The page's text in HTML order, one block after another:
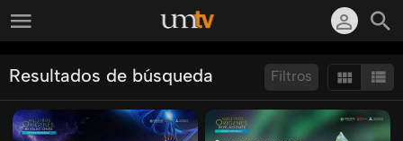
Filtros
Resultados de búsqueda
Ordenar por:
Mostrar:
Resultados/Pág.: